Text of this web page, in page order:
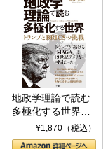
地政学理論で読む
多極化する世界：
トランプとBRICS
の挑戦
¥1,870（税込）